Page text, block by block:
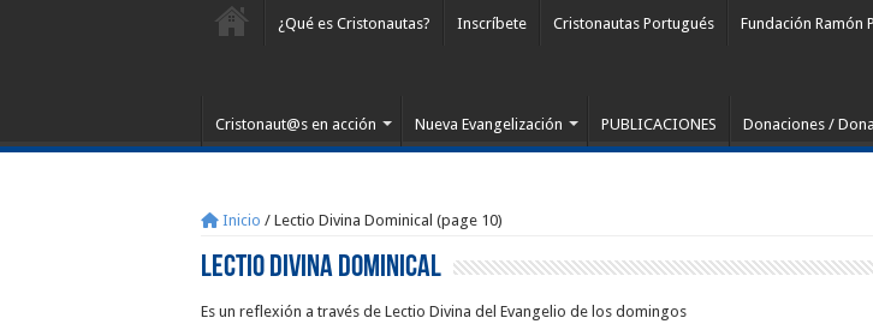
¿Qué es Cristonautas? Inscríbete Cristonautas Portugués Fundación Ramón
Cristonaut@s en acción Nueva Evangelización PUBLICACIONES Donaciones /
Inicio / Lectio Divina Dominical (page 10)
Lectio Divina Dominical
Es un reflexión a través de Lectio Divina del Evangelio de los domingos